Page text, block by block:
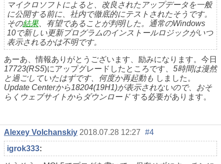
マイクロソフトによると、改良されたアップデータを一般
に公開する前に、社内で徹底的にテストされたそうです。
その結果、有望であることが判明した。通常のWindows
10で新しい更新プログラムのインストールロジックがいつ
表示されるかは不明です。
あーあ、情報ありがとうございます、励みになります。今日
17723(RS5)にアップグレードしたところです 、5時間は漫然
と過ごしていたはずです、何度か再起動も しました。
Update Centerから18204(19H1)が表示されないので、おそ
らくウェブサイトからダウンロードする必要があります。
Alexey Volchanskiy 2018.07.28 12:27 #4
igrok333: